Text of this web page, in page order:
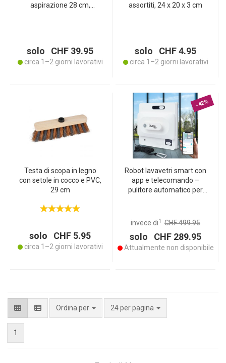
aspirazione 28 cm,
aloni
solo CHF 39.95
circa 1–2 giorni lavorativi
assortiti, 24 x 20 x 3 cm
solo CHF 4.95
circa 1–2 giorni lavorativi
Testa di scopa in legno
con setole in cocco e PVC,
29 cm
solo CHF 5.95
circa 1–2 giorni lavorativi
-42%
Robot lavavetri smart con
app e telecomando –
pulitore automatico per
a finestre senza telaio,
invece di1 CHF 499.95
solo CHF 289.95
Attualmente non disponibile
Ordina per 24 per pagina
1